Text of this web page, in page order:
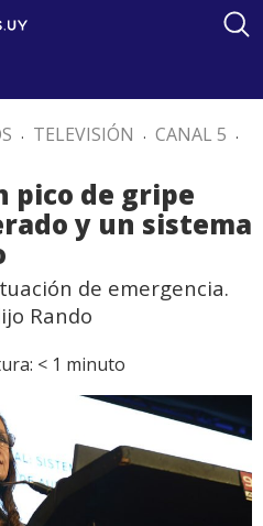
. TELEVISIÓN . CANAL 5 .
pico de gripe
y un sistema
de emergencia.
Rando
< 1 minuto